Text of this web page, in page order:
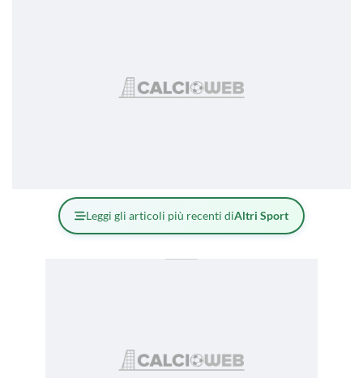
Leggi gli articoli più recenti diAltri Sport